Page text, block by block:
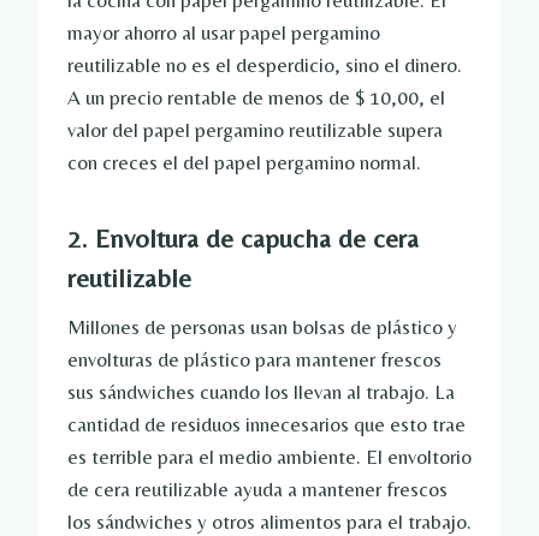
mayor ahorro al usar papel pergamino
reutilizable no es el desperdicio, sino el dinero.
A un precio rentable de menos de $ 10,00, el
valor del papel pergamino reutilizable supera
con creces el del papel pergamino normal.
2. Envoltura de capucha de cera
reutilizable
Millones de personas usan bolsas de plástico y
envolturas de plástico para mantener frescos
sus sándwiches cuando los llevan al trabajo. La
cantidad de residuos innecesarios que esto trae
es terrible para el medio ambiente. El envoltorio
de cera reutilizable ayuda a mantener frescos
los sándwiches y otros alimentos para el trabajo.